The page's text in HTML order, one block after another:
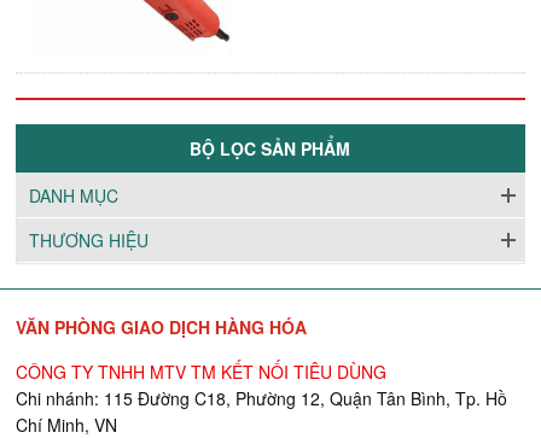
BỘ LỌC SẢN PHẨM
DANH MỤC
THƯƠNG HIỆU
VĂN PHÒNG GIAO DỊCH HÀNG HÓA
CÔNG TY TNHH MTV TM KẾT NỐI TIÊU DÙNG
Chi nhánh: 115 Đường C18, Phường 12, Quận Tân Bình, Tp. Hồ
Chí Minh, VN